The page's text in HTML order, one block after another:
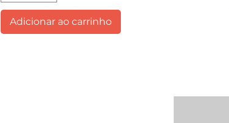
Adicionar ao carrinho